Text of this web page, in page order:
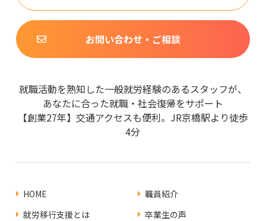
お問い合わせ・ご相談
就職活動を熟知した一般就労経験のあるスタッフが、
あなたに合った就職・社会復帰をサポート
【創業27年】交通アクセスも便利。JR京橋駅より徒歩
4分
HOME
就労移行支援とは
職員紹介
卒業生の声